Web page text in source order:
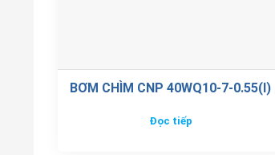
BƠM CHÌM CNP 40WQ10-7-0.55(I)
Đọc tiếp